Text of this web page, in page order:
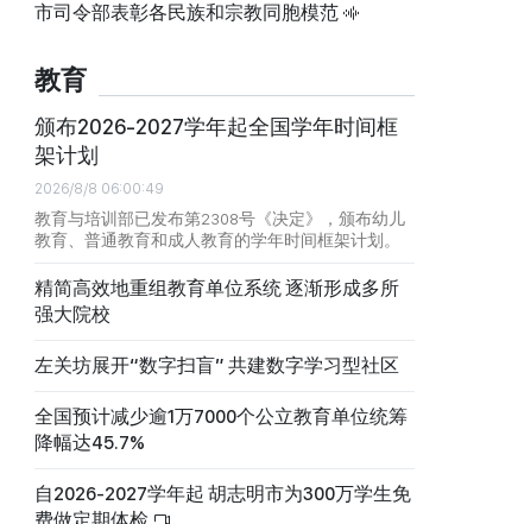
市司令部表彰各民族和宗教同胞模范
教育
颁布2026-2027学年起全国学年时间框
架计划
2026/8/8 06:00:49
教育与培训部已发布第2308号《决定》，颁布幼儿
教育、普通教育和成人教育的学年时间框架计划。
精简高效地重组教育单位系统 逐渐形成多所
强大院校
左关坊展开“数字扫盲” 共建数字学习型社区
全国预计减少逾1万7000个公立教育单位统筹
降幅达45.7%
自2026-2027学年起 胡志明市为300万学生免